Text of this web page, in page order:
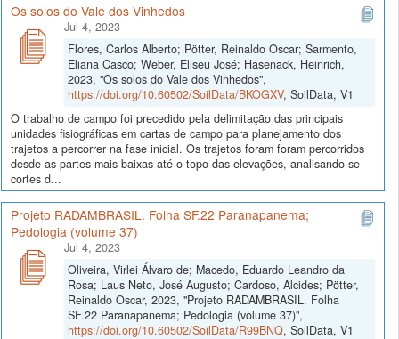
Os solos do Vale dos Vinhedos
Jul 4, 2023
Flores, Carlos Alberto; Pötter, Reinaldo Oscar; Sarmento,
Eliana Casco; Weber, Eliseu José; Hasenack, Heinrich,
2023, "Os solos do Vale dos Vinhedos",
https://doi.org/10.60502/SoilData/BKOGXV, SoilData, V1
O trabalho de campo foi precedido pela delimitação das principais
unidades fisiográficas em cartas de campo para planejamento dos
trajetos a percorrer na fase inicial. Os trajetos foram foram percorridos
desde as partes mais baixas até o topo das elevações, analisando-se
cortes d...
Projeto RADAMBRASIL. Folha SF.22 Paranapanema;
Pedologia (volume 37)
Jul 4, 2023
Oliveira, Virlei Álvaro de; Macedo, Eduardo Leandro da
Rosa; Laus Neto, José Augusto; Cardoso, Alcides; Pötter,
Reinaldo Oscar, 2023, "Projeto RADAMBRASIL. Folha
SF.22 Paranapanema; Pedologia (volume 37)",
https://doi.org/10.60502/SoilData/R99BNQ, SoilData, V1